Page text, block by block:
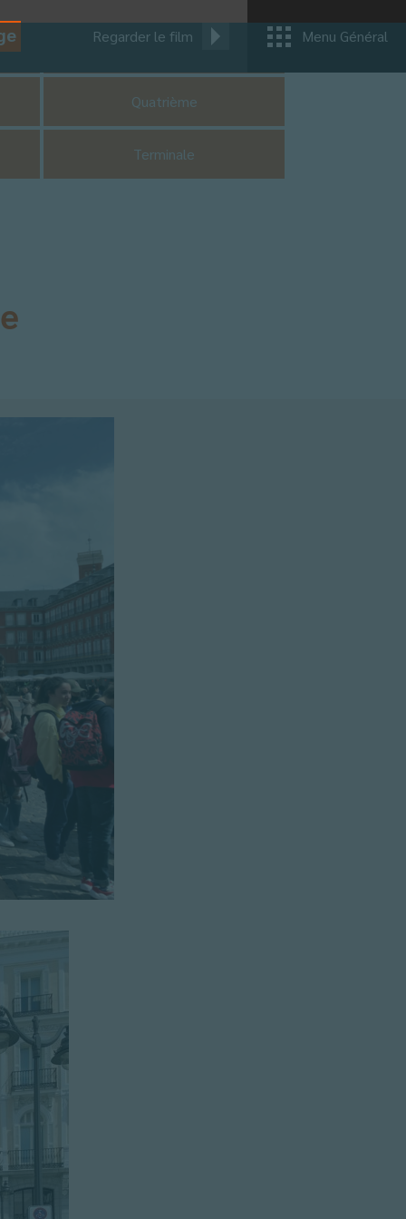
Regarder le film Menu Général
Quatrième
Terminale